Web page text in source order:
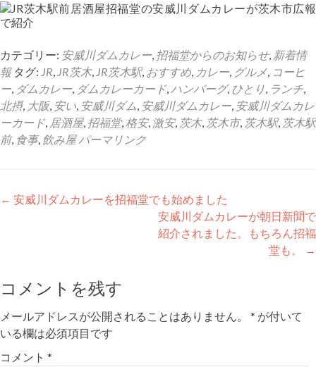
カテゴリー: 安威川ダムカレー, 招福堂からのお知らせ, 新着情
報タグ: JR, JR茨木, JR茨木駅, おすすめ, カレー, グルメ, コーヒ
ー, ダムカレー, ダムカレーカード, ハンバーグ, ひとり, ランチ,
北摂, 大阪, 安い, 安威川ダム, 安威川ダムカレー, 安威川ダムカレ
ーカード, 居酒屋, 招福堂,格安, 激安, 茨木, 茨木市, 茨木駅, 茨木駅
前, 食事, 飲み屋 パーマリンク
投
ゲ
ー
シ
← 安威川ダムカレーを招福堂でも始めました
安威川ダムカレーが朝日新聞で
紹介されました。もちろん招福
堂も。
→
コメントを残す
メールアドレスが公開されることはありません。 * が付いて
いる欄は必須項目です
コメント *